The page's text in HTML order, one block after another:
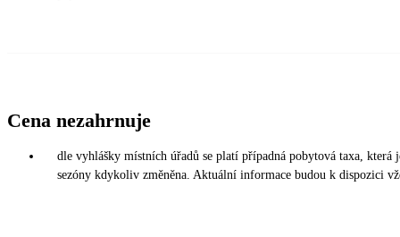
Cena nezahrnuje
dle vyhlášky místních úřadů se platí případná pobytová taxa,
sezóny kdykoliv změněna. Aktuální informace budou k dispozici